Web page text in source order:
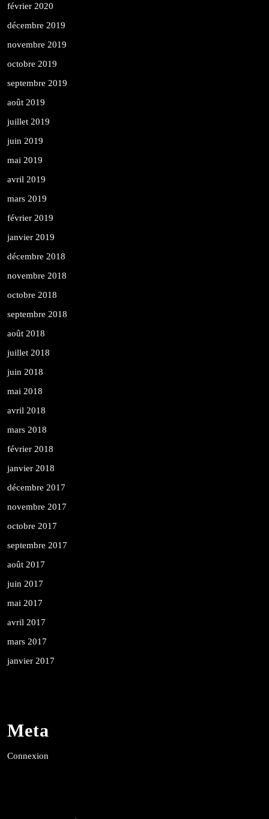
février 2020
décembre 2019
novembre 2019
octobre 2019
septembre 2019
août 2019
juillet 2019
juin 2019
mai 2019
avril 2019
mars 2019
février 2019
janvier 2019
décembre 2018
novembre 2018
octobre 2018
septembre 2018
août 2018
juillet 2018
juin 2018
mai 2018
avril 2018
mars 2018
février 2018
janvier 2018
décembre 2017
novembre 2017
octobre 2017
septembre 2017
août 2017
juin 2017
mai 2017
avril 2017
mars 2017
janvier 2017
Meta
Connexion